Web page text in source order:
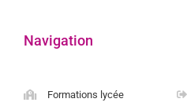
Navigation
Formations lycée